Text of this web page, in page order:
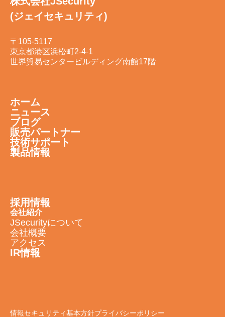
(ジェイセキュリティ)
〒105-5117
東京都港区浜松町2-4-1
世界貿易センタービルディング南館17階
ホーム
ニュース
ブログ
販売パートナー
技術サポート
製品情報
採用情報
会社紹介
JSecurityについて
会社概要
アクセス
IR情報
情報セキュリティ基本方針プライバシーポリシー